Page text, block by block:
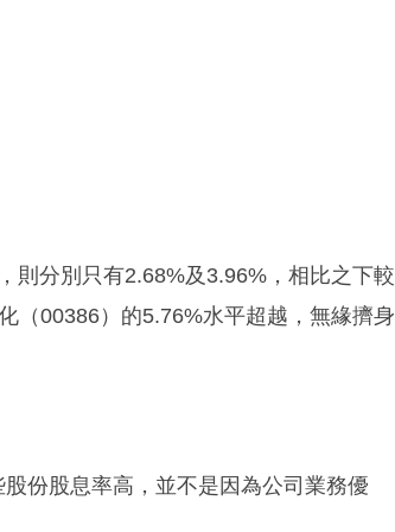
則分別只有2.68%及3.96%，相比之下較
（00386）的5.76%水平超越，無緣擠身
份股息率高，並不是因為公司業務優